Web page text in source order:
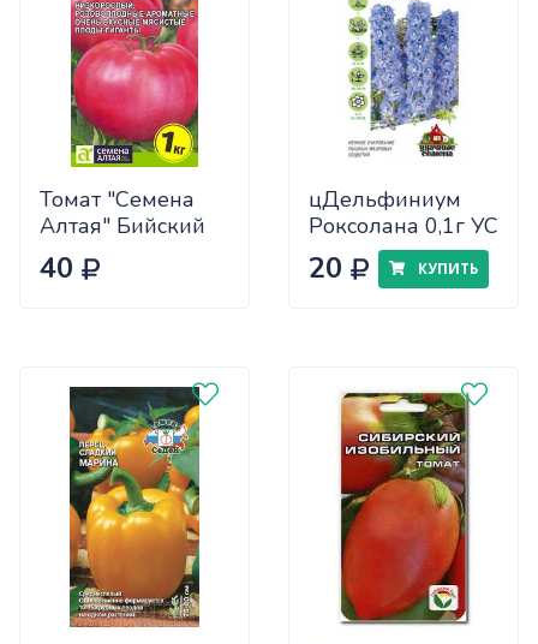
Томат "Семена
Алтая" Бийский
Розан 0,05
40
цДельфиниум
Роксолана 0,1г УС
20 КУПИТЬ